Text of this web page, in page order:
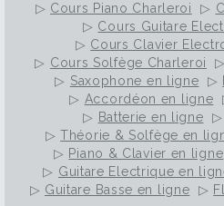
▷ Cours Piano Charleroi ▷
▷ Cours Guitare
▷ Cours Clavier
▷ Cours Solfège Charleroi ▷
▷ Saxophone en ligne ▷
▷ Accordéon en ligne
▷ Batterie en ligne ▷
▷Théorie & Solfège en
▷ Piano & Clavier en ligne
▷ Guitare Electrique en
▷ Guitare Basse en ligne ▷